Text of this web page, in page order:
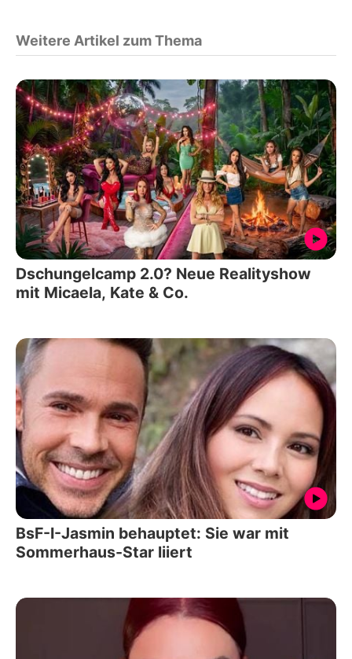
Weitere Artikel zum Thema
Dschungelcamp 2.0? Neue Realityshow
mit Micaela, Kate & Co.
BsF-I-Jasmin behauptet: Sie war mit
Sommerhaus-Star liiert